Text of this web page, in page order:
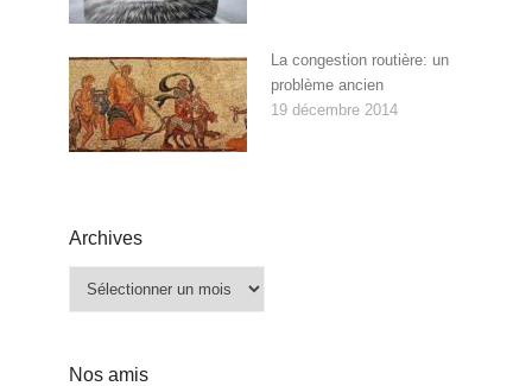
La congestion routière: un
problème ancien
19 décembre 2014
Archives
Nos amis